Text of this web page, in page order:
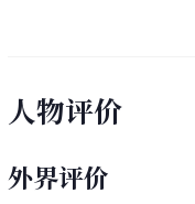
人物评价
外界评价